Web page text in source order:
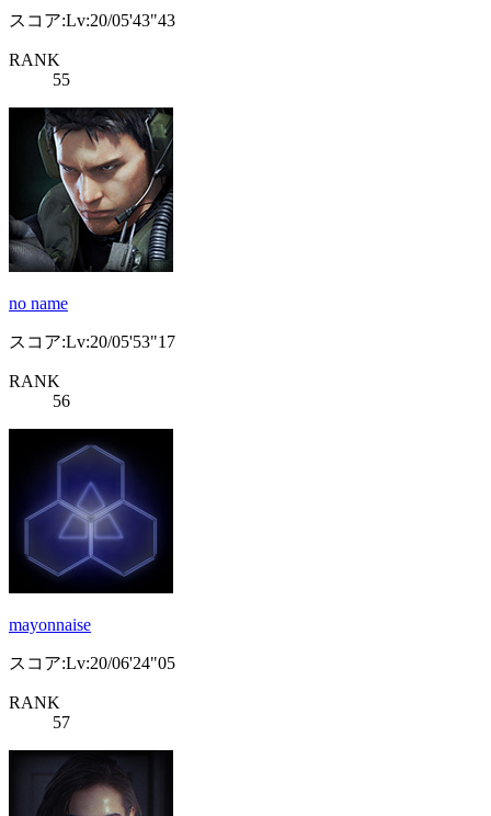
スコア:Lv:20/05'43"43
RANK
55
no name
スコア:Lv:20/05'53"17
RANK
56
mayonnaise
スコア:Lv:20/06'24"05
RANK
57